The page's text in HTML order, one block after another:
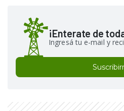
¡Enterate de
Ingresá tu e-mail y